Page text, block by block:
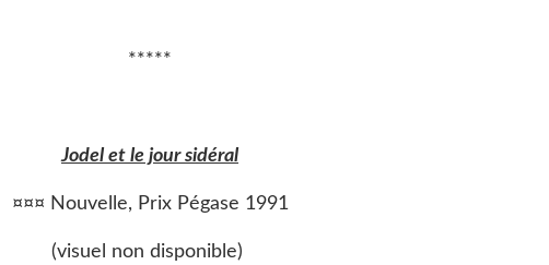
*****
Jodel et le jour sidéral
¤¤¤ Nouvelle, Prix Pégase 1991
(visuel non disponible)